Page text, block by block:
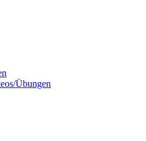
Übungen